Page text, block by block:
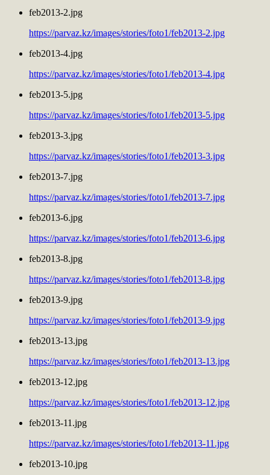
feb2013-2.jpg
https://parvaz.kz/images/stories/foto1/feb2013-2.jpg
feb2013-4.jpg
https://parvaz.kz/images/stories/foto1/feb2013-4.jpg
feb2013-5.jpg
https://parvaz.kz/images/stories/foto1/feb2013-5.jpg
feb2013-3.jpg
https://parvaz.kz/images/stories/foto1/feb2013-3.jpg
feb2013-7.jpg
https://parvaz.kz/images/stories/foto1/feb2013-7.jpg
feb2013-6.jpg
https://parvaz.kz/images/stories/foto1/feb2013-6.jpg
feb2013-8.jpg
https://parvaz.kz/images/stories/foto1/feb2013-8.jpg
feb2013-9.jpg
https://parvaz.kz/images/stories/foto1/feb2013-9.jpg
feb2013-13.jpg
https://parvaz.kz/images/stories/foto1/feb2013-13.jpg
feb2013-12.jpg
https://parvaz.kz/images/stories/foto1/feb2013-12.jpg
feb2013-11.jpg
https://parvaz.kz/images/stories/foto1/feb2013-11.jpg
feb2013-10.jpg